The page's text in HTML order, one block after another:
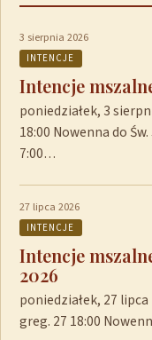
3 sierpnia 2026
INTENCJE
Intencje
poniedziałek, 3
18:00 Nowenna do
7:00…
27 lipca 2026
INTENCJE
Intencje
2026
poniedziałek, 27
greg. 27 18:00